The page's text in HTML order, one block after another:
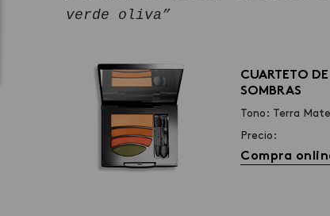
verde oliva”
CUARTETO DE
SOMBRAS
Tono: Terra Mate
Precio:
Compra